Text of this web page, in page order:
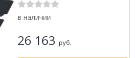
в наличии
26 163 руб.